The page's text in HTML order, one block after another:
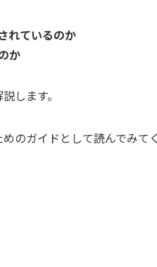
れているのか
か
します。
のガイドとして読んでみて